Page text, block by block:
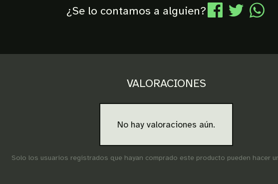
¿Se lo contamos a alguien?
VALORACIONES
No hay valoraciones aún.
Solo los usuarios registrados que hayan comprado este producto pueden hacer